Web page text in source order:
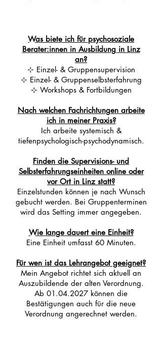
Was biete ich für psychosoziale
Berater:innen in Ausbildung in Linz
an?
⊹ Einzel- & Gruppensupervision
⊹ Einzel- & Gruppenselbsterfahrung
⊹ Workshops & Fortbildungen
Nach welchen Fachrichtungen arbeite
ich in meiner Praxis?
Ich arbeite systemisch &
tiefenpsychologisch-psychodynamisch.
Finden die Supervisions- und
Selbsterfahrungseinheiten online oder
vor Ort in Linz statt?
Einzelstunden können je nach Wunsch
gebucht werden. Bei Gruppenterminen
wird das Setting immer angegeben.
Wie lange dauert eine Einheit?
Eine Einheit umfasst 60 Minuten.
Für wen ist das Lehrangebot geeignet?
Mein Angebot richtet sich aktuell an
Auszubildende der alten Verordnung.
Ab 01.04.2027 können die
Bestätigungen auch für die neue
Verordnung angerechnet werden.